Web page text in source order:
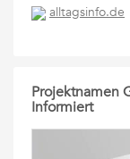
alltagsinfo.de
Projektnamen
Informiert